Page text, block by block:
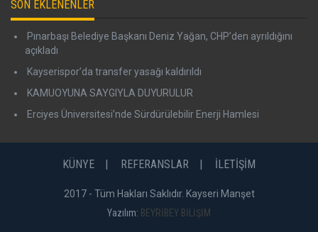
SON EKLENENLER
Pınarbaşı Belediye Başkanı Deniz Yağan, CHP’den ayrıldığını
açıkladı
Kayserispor’da transfer yasağı kaldırıldı
KAMUOYUNA SAYGIYLA DUYURULUR
Erciyes Üniversitesi’nde Sürdürülebilir Enerji Hamlesi
KÜNYE REFERANSLAR İLETİŞİM
2017 - Tüm Hakları Saklıdır. Kayseri Manşet
Yazılım: BEYRİBEY BİLİŞİM